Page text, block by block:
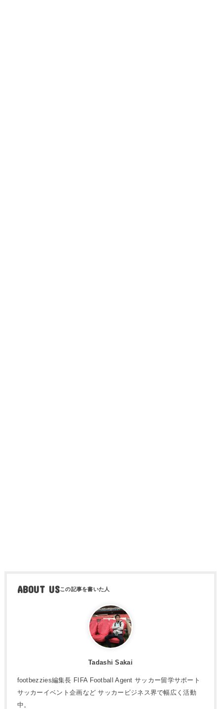
ABOUT US
Tadashi Sakai
footbezzies編集長 FIFA Football Agent サッカー留学サポート
サッカーイベント企画など サッカービジネス界で幅広く活動
中。